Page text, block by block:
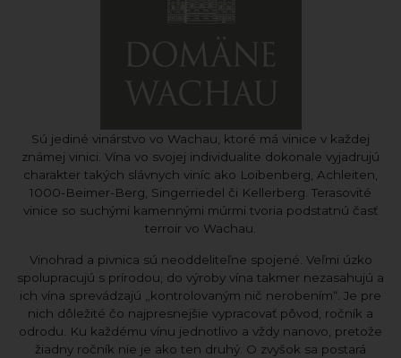
Sú jediné vinárstvo vo Wachau, ktoré má vinice v každej
známej vinici. Vína vo svojej individualite dokonale vyjadrujú
charakter takých slávnych viníc ako Loibenberg, Achleiten,
1000-Beimer-Berg, Singerriedel či Kellerberg. Terasovité
vinice so suchými kamennými múrmi tvoria podstatnú časť
terroir vo Wachau.
Vinohrad a pivnica sú neoddeliteľne spojené. Veľmi úzko
spolupracujú s prírodou, do výroby vína takmer nezasahujú a
ich vína sprevádzajú „kontrolovaným nič nerobením“. Je pre
nich dôležité čo najpresnejšie vypracovať pôvod, ročník a
odrodu. Ku každému vínu jednotlivo a vždy nanovo, pretože
žiadny ročník nie je ako ten druhý. O zvyšok sa postará